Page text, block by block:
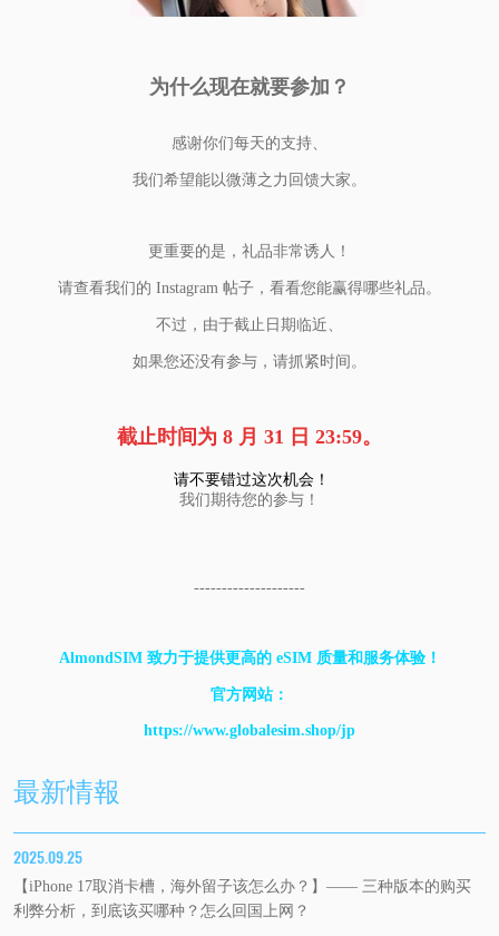
为什么现在就要参加？
感谢你们每天的支持、
我们希望能以微薄之力回馈大家。
更重要的是，礼品非常诱人！
请查看我们的 Instagram 帖子，看看您能赢得哪些礼品。
不过，由于截止日期临近、
如果您还没有参与，请抓紧时间。
截止时间为 8 月 31 日 23:59。
请不要错过这次机会！
我们期待您的参与！
--------------------
AlmondSIM 致力于提供更高的 eSIM 质量和服务体验！
官方网站：
https://www.globalesim.shop/jp
最新情報
2025.09.25
【iPhone 17取消卡槽，海外留子该怎么办？】—— 三种版本的购买
利弊分析，到底该买哪种？怎么回国上网？